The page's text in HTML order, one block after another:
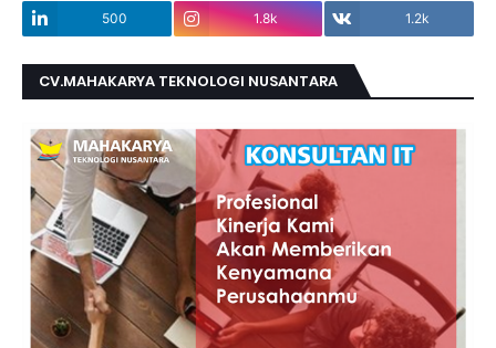
500 1.8k 1.2k
CV.MAHAKARYA TEKNOLOGI NUSANTARA